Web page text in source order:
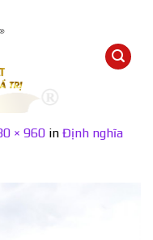
× 960 in Định nghĩa